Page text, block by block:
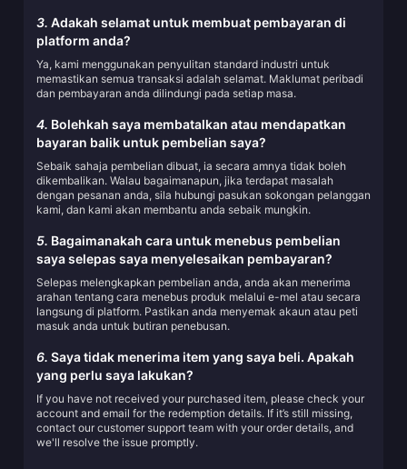
3. Adakah selamat untuk membuat pembayaran di
platform anda?
Ya, kami menggunakan penyulitan standard industri untuk
memastikan semua transaksi adalah selamat. Maklumat peribadi
dan pembayaran anda dilindungi pada setiap masa.
4. Bolehkah saya membatalkan atau mendapatkan
bayaran balik untuk pembelian saya?
Sebaik sahaja pembelian dibuat, ia secara amnya tidak boleh
dikembalikan. Walau bagaimanapun, jika terdapat masalah
dengan pesanan anda, sila hubungi pasukan sokongan pelanggan
kami, dan kami akan membantu anda sebaik mungkin.
5. Bagaimanakah cara untuk menebus pembelian
saya selepas saya menyelesaikan pembayaran?
Selepas melengkapkan pembelian anda, anda akan menerima
arahan tentang cara menebus produk melalui e-mel atau secara
langsung di platform. Pastikan anda menyemak akaun atau peti
masuk anda untuk butiran penebusan.
6. Saya tidak menerima item yang saya beli. Apakah
yang perlu saya lakukan?
If you have not received your purchased item, please check your
account and email for the redemption details. If it’s still missing,
contact our customer support team with your order details, and
we'll resolve the issue promptly.